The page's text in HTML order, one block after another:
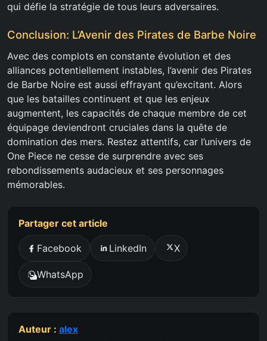
qui défie la stratégie de tous leurs adversaires.
Conclusion: L’Avenir des Pirates de Barbe Noire
Avec des complots en constante évolution et des
alliances potentiellement instables, l’avenir des Pirates
de Barbe Noire est aussi effrayant qu’excitant. Alors
que les batailles continuent et que les enjeux
augmentent, les capacités de chaque membre de cet
équipage deviendront cruciales dans la quête de
domination des mers. Restez attentifs, car l’univers de
One Piece ne cesse de surprendre avec ses
rebondissements audacieux et ses personnages
mémorables.
Partager cet article
Facebook LinkedIn X
WhatsApp
Auteur : alex